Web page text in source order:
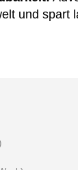
und spart